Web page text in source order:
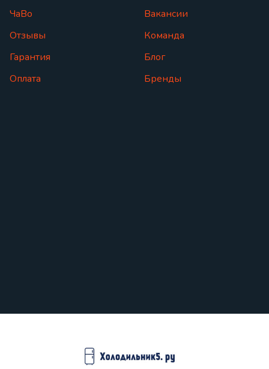
ЧаВо
Отзывы
Гарантия
Оплата
Вакансии
Команда
Блог
Бренды